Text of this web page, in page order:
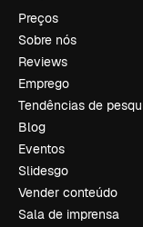
Preços
Sobre nós
Reviews
Emprego
Tendências de
Blog
Eventos
Slidesgo
Vender conteúdo
Sala de imprensa